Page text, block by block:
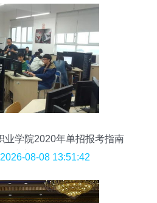
业学院2020年单招报考指南
技术咨询全解析
08-08 13:51:42